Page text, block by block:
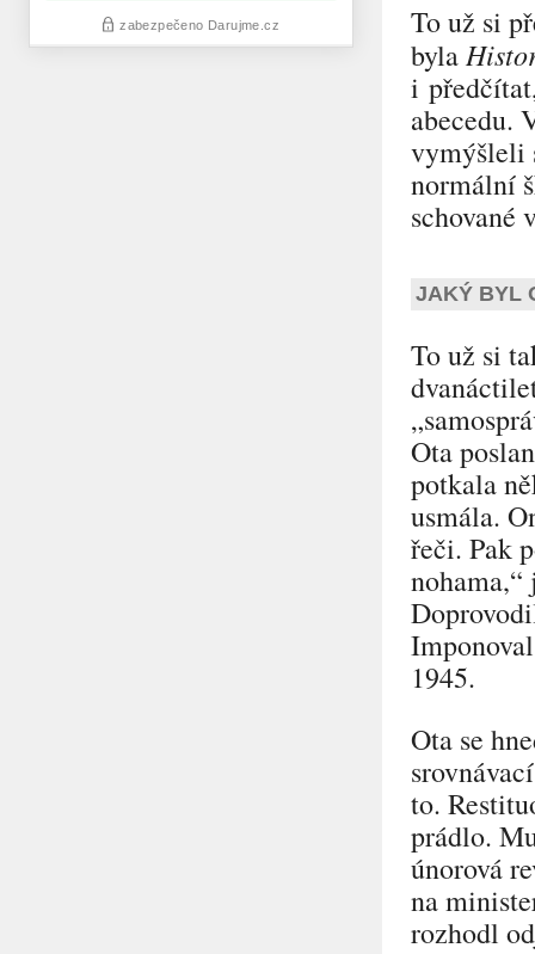
To už si
byla
i
abecedu.
vymýšleli
normální
schované
JAKÝ BYL
To už si
Ota
potkala
usmála.
řeči. Pak
nohama,“
1945.
Ota se
to.
prádlo.
únorová
na
rozhodl